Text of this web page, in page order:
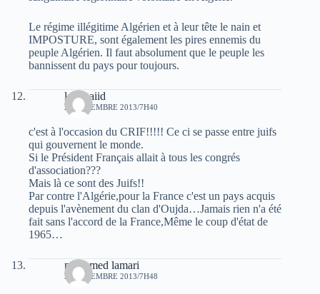
Le régime illégitime Algérien et à leur tête le nain et
IMPOSTURE, sont également les pires ennemis du
peuple Algérien. Il faut absolument que le peuple les
bannissent du pays pour toujours.
laid baiid
22 DÉCEMBRE 2013/7H40
c'est à l'occasion du CRIF!!!!! Ce ci se passe entre juifs
qui gouvernent le monde.
Si le Président Français allait à tous les congrés
d'association???
Mais là ce sont des Juifs!!
Par contre l'Algérie,pour la France c'est un pays acquis
depuis l'avènement du clan d'Oujda…Jamais rien n'a été
fait sans l'accord de la France,Même le coup d'état de
1965…
mohamed lamari
22 DÉCEMBRE 2013/7H48